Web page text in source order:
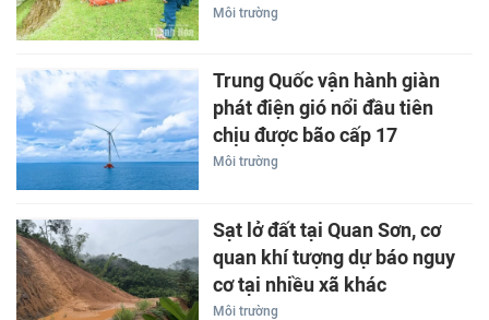
Môi trường
Trung Quốc vận hành giàn
phát điện gió nổi đầu tiên
chịu được bão cấp 17
Môi trường
Sạt lở đất tại Quan Sơn, cơ
quan khí tượng dự báo nguy
cơ tại nhiều xã khác
Môi trường